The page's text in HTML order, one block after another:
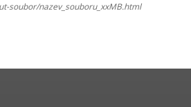
soubor/nazev_souboru_xxMB.html